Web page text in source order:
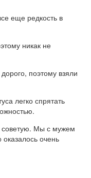
никак не
поэтому взяли
легко спрятать
советую. Мы с мужем
очень